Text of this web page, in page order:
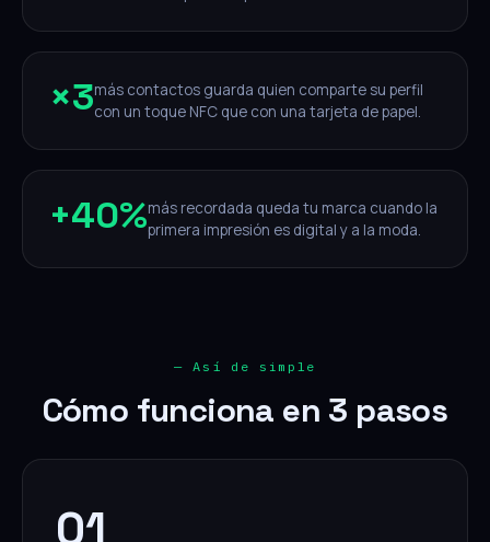
×3más contactos guarda quien comparte su perfil
con un toque NFC que con una tarjeta de papel.
+40%más recordada queda tu marca cuando la
primera impresión es digital y a la moda.
— Así de simple
Cómo funciona en 3 pasos
01